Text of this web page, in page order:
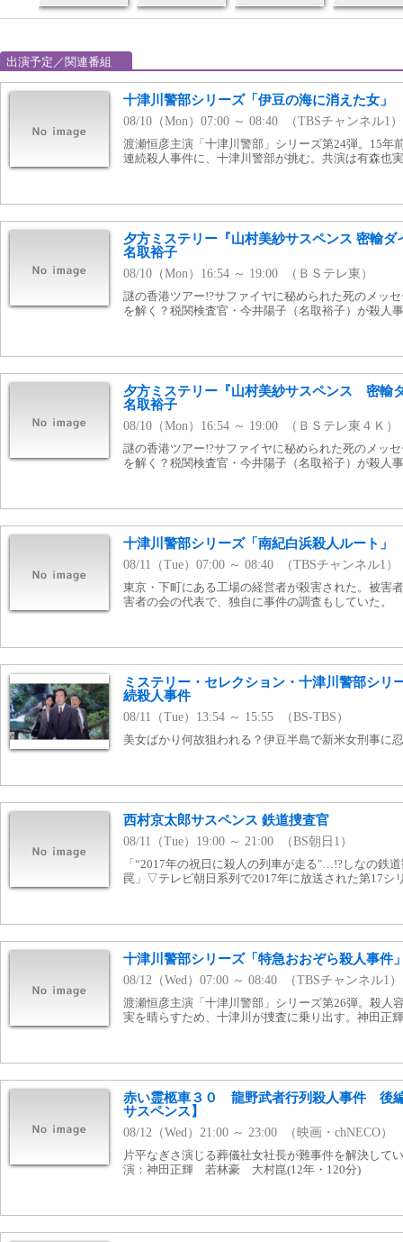
出演予定／関連番組
十津川警部シリーズ「伊豆の海に消えた女」
08/10（Mon）07:00 ～ 08:40 （TBSチャンネル1）
渡瀬恒彦主演「十津川警部」シリーズ第24弾。15年
連続殺人事件に、十津川警部が挑む。共演は有森也
夕方ミステリー『山村美紗サスペンス 密輸ダ
名取裕子
08/10（Mon）16:54 ～ 19:00 （ＢＳテレ東）
謎の香港ツアー!?サファイヤに秘められた死のメッ
を解く？税関検査官・今井陽子（名取裕子）が殺人
夕方ミステリー『山村美紗サスペンス 密輸
名取裕子
08/10（Mon）16:54 ～ 19:00 （ＢＳテレ東４Ｋ）
謎の香港ツアー!?サファイヤに秘められた死のメッ
を解く？税関検査官・今井陽子（名取裕子）が殺人
十津川警部シリーズ「南紀白浜殺人ルート」
08/11（Tue）07:00 ～ 08:40 （TBSチャンネル1）
東京・下町にある工場の経営者が殺害された。被害
害者の会の代表で、独自に事件の調査もしていた。
ミステリー・セレクション・十津川警部シリ
続殺人事件
08/11（Tue）13:54 ～ 15:55 （BS-TBS）
美女ばかり何故狙われる？伊豆半島で新米女刑事に
西村京太郎サスペンス 鉄道捜査官
08/11（Tue）19:00 ～ 21:00 （BS朝日1）
「“2017年の祝日に殺人の列車が走る"…!?しなの鉄
罠」▽テレビ朝日系列で2017年に放送された第17シ
十津川警部シリーズ「特急おおぞら殺人事件
08/12（Wed）07:00 ～ 08:40 （TBSチャンネル1）
渡瀬恒彦主演「十津川警部」シリーズ第26弾。殺人
実を晴らすため、十津川が捜査に乗り出す。神田正
赤い霊柩車３０ 龍野武者行列殺人事件 後
サスペンス】
08/12（Wed）21:00 ～ 23:00 （映画・chNECO）
片平なぎさ演じる葬儀社女社長が難事件を解決して
演：神田正輝 若林豪 大村崑(12年・120分)